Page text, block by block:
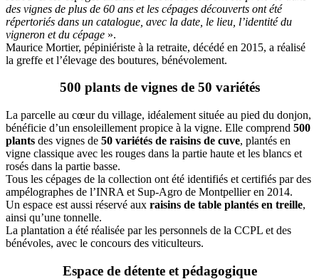
des vignes de plus de 60 ans et les cépages découverts ont été
répertoriés dans un catalogue, avec la date, le lieu, l’identité du
vigneron et du cépage ».
Maurice Mortier, pépiniériste à la retraite, décédé en 2015, a réalisé
la greffe et l’élevage des boutures, bénévolement.
500 plants de vignes de 50 variétés
La parcelle au cœur du village, idéalement située au pied du donjon,
bénéficie d’un ensoleillement propice à la vigne. Elle comprend 500
plants des vignes de 50 variétés de raisins de cuve, plantés en
vigne classique avec les rouges dans la partie haute et les blancs et
rosés dans la partie basse.
Tous les cépages de la collection ont été identifiés et certifiés par des
ampélographes de l’INRA et Sup-Agro de Montpellier en 2014.
Un espace est aussi réservé aux raisins de table plantés en treille,
ainsi qu’une tonnelle.
La plantation a été réalisée par les personnels de la CCPL et des
bénévoles, avec le concours des viticulteurs.
Espace de détente et pédagogique